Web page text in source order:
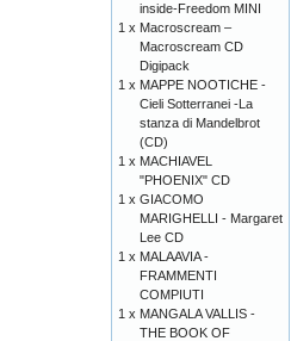
inside-Freedom MINI
1 x Macroscream –
Macroscream CD
Digipack
1 x MAPPE NOOTICHE -
Cieli Sotterranei -La
stanza di Mandelbrot
(CD)
1 x MACHIAVEL
"PHOENIX" CD
1 x GIACOMO
MARIGHELLI - Margaret
Lee CD
1 x MALAAVIA -
FRAMMENTI
COMPIUTI
1 x MANGALA VALLIS -
THE BOOK OF